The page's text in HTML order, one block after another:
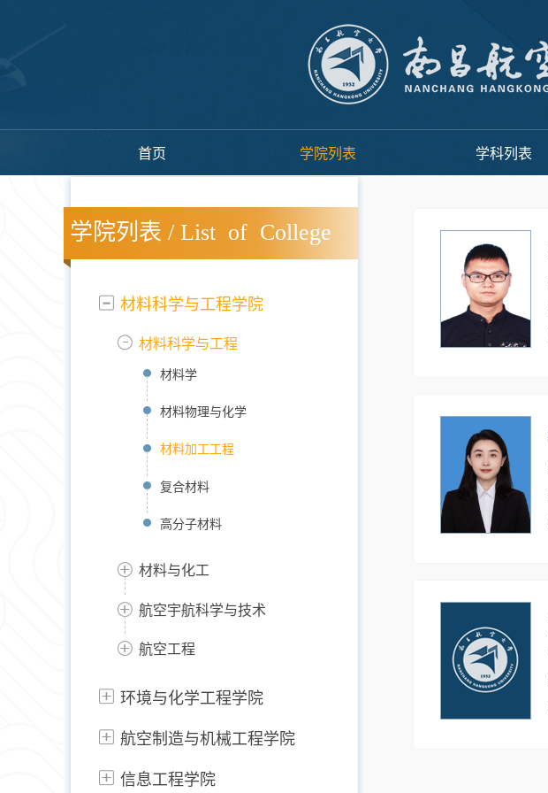
首页 学院列表 学科列表
学院列表 / List of College
材料科学与工程学院
材料科学与工程
材料学
材料物理与化学
材料加工工程
复合材料
高分子材料
材料与化工
航空宇航科学与技术
航空工程
环境与化学工程学院
航空制造与机械工程学院
信息工程学院